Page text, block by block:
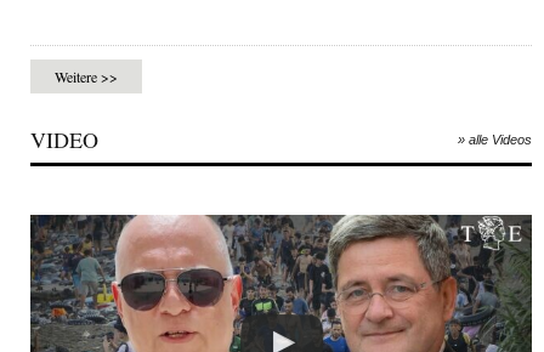
Weitere >>
VIDEO » alle Videos